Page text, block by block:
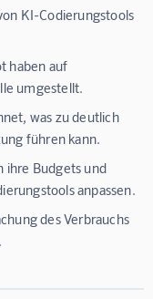
KI-Codierungstools
haben auf
umgestellt.
was zu deutlich
führen kann.
ihre Budgets und
anpassen.
des Verbrauchs